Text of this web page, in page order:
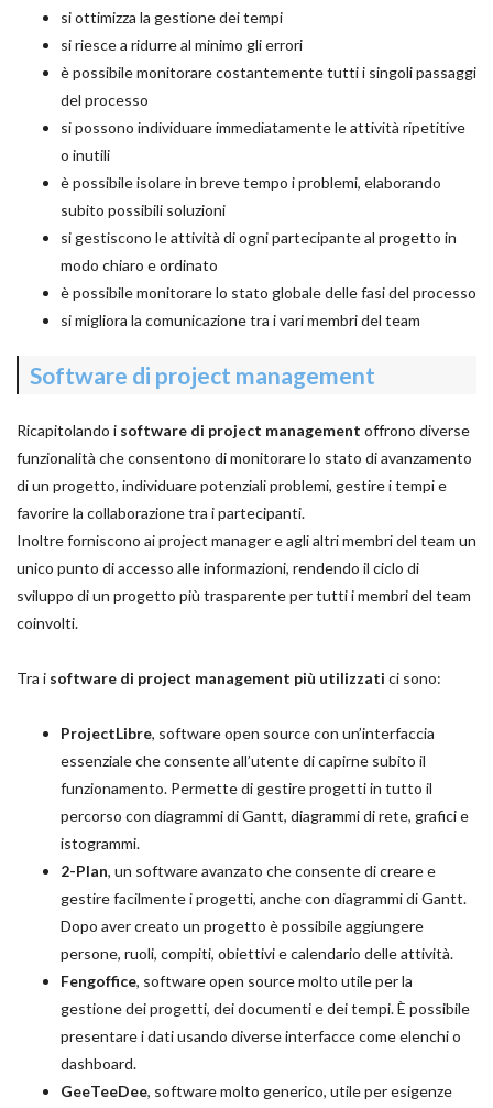
si ottimizza la gestione dei tempi
si riesce a ridurre al minimo gli errori
è possibile monitorare costantemente tutti i singoli passaggi
del processo
si possono individuare immediatamente le attività ripetitive
o inutili
è possibile isolare in breve tempo i problemi, elaborando
subito possibili soluzioni
si gestiscono le attività di ogni partecipante al progetto in
modo chiaro e ordinato
è possibile monitorare lo stato globale delle fasi del processo
si migliora la comunicazione tra i vari membri del team
Software di project management
Ricapitolando i software di project management offrono diverse
funzionalità che consentono di monitorare lo stato di avanzamento
di un progetto, individuare potenziali problemi, gestire i tempi e
favorire la collaborazione tra i partecipanti.
Inoltre forniscono ai project manager e agli altri membri del team un
unico punto di accesso alle informazioni, rendendo il ciclo di
sviluppo di un progetto più trasparente per tutti i membri del team
coinvolti.
Tra i software di project management più utilizzati ci sono:
ProjectLibre, software open source con un’interfaccia
essenziale che consente all’utente di capirne subito il
funzionamento. Permette di gestire progetti in tutto il
percorso con diagrammi di Gantt, diagrammi di rete, grafici e
istogrammi.
2-Plan, un software avanzato che consente di creare e
gestire facilmente i progetti, anche con diagrammi di Gantt.
Dopo aver creato un progetto è possibile aggiungere
persone, ruoli, compiti, obiettivi e calendario delle attività.
Fengoffice, software open source molto utile per la
gestione dei progetti, dei documenti e dei tempi. È possibile
presentare i dati usando diverse interfacce come elenchi o
dashboard.
GeeTeeDee, software molto generico, utile per esigenze